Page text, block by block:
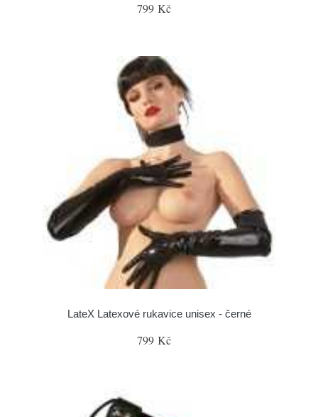
799 Kč
LateX Latexové rukavice unisex - černé
799 Kč